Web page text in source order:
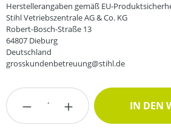
Herstellerangaben gemäß EU-
Stihl Vetriebszentrale AG & Co. KG
Robert-Bosch-Straße 13
64807 Dieburg
Deutschland
grosskundenbetreuung@stihl.de
Produkt Anzahl: Gib den
IN DEN